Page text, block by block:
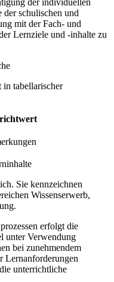
der individuellen
der schulischen und
mit der Fach- und
Lernziele und -inhalte zu
in tabellarischer
Sie kennzeichnen
Wissenserwerb,
erfolgt die
unter Verwendung
bei zunehmendem
Lernanforderungen
unterrichtliche